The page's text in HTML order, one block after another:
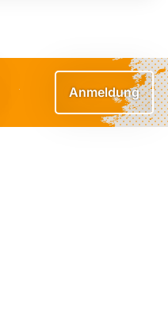
Anmeldung